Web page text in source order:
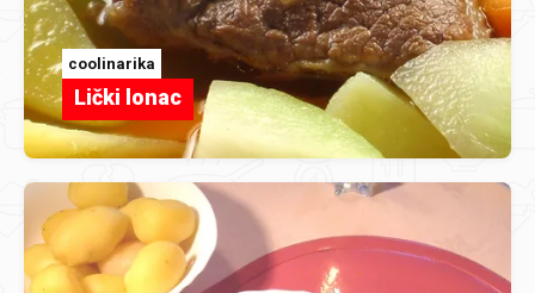
coolinarika
Lički lonac